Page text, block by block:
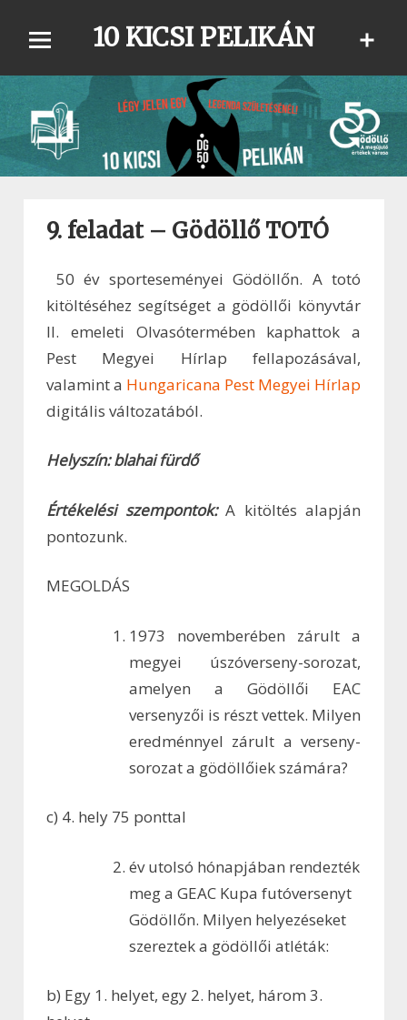
10 KICSI PELIKÁN
9. feladat – Gödöllő TOTÓ
50 év sporteseményei Gödöllőn. A totó
kitöltéséhez segítséget a gödöllői könyvtár
II. emeleti Olvasótermében kaphattok a
Pest Megyei Hírlap fellapozásával,
valamint a Hungaricana Pest Megyei Hírlap
digitális változatából.
Helyszín: blahai fürdő
Értékelési szempontok:A kitöltés alapján
pontozunk.
MEGOLDÁS
1973 novemberében zárult a
megyei úszóverseny-sorozat,
amelyen a Gödöllői EAC
versenyzői is részt vettek. Milyen
eredménnyel zárult a verseny-
sorozat a gödöllőiek számára?
c) 4. hely 75 ponttal
év utolsó hónapjában rendezték
meg a GEAC Kupa futóversenyt
Gödöllőn. Milyen helyezéseket
szereztek a gödöllői atléták:
b) Egy 1. helyet, egy 2. helyet, három 3.